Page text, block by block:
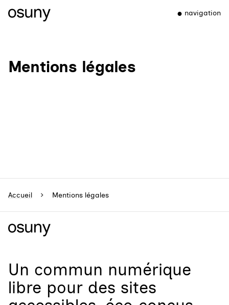
navigation
Mentions légales
Accueil Mentions légales
Un commun numérique
libre pour des sites